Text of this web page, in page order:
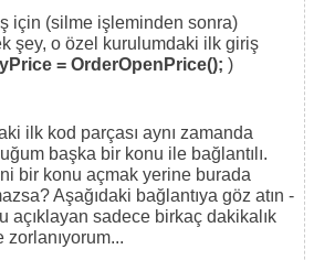
için (silme işleminden sonra)
şey, o özel kurulumdaki ilk giriş
= OrderOpenPrice(); )
ilk kod parçası aynı zamanda
başka bir konu ile bağlantılı.
bir konu açmak yerine burada
Aşağıdaki bağlantıya göz atın -
açıklayan sadece birkaç dakikalık